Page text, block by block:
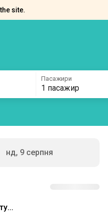
site.
Пасажири
1 пасажир
нд, 9 серпня